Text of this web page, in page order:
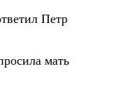
Петр
мать